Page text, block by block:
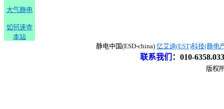
大气静电
如何速查
本站
静电中国(ESD-china) 亿艾迪(EST)科技(静电
联系我们 ： 010-
版权